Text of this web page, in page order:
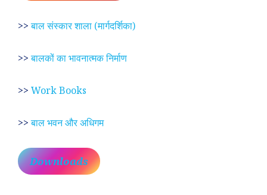
>>बाल संस्कार शाला (मार्गदर्शिका)
>>बालकों का भावनात्मक निर्माण
>> Work Books
>>बाल भवन और अधिगम
Downloads